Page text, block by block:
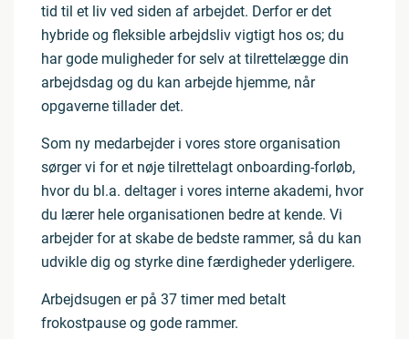
tid til et liv ved siden af arbejdet. Derfor er det
hybride og fleksible arbejdsliv vigtigt hos os; du
har gode muligheder for selv at tilrettelægge din
arbejdsdag og du kan arbejde hjemme, når
opgaverne tillader det.
Som ny medarbejder i vores store organisation
sørger vi for et nøje tilrettelagt onboarding-forløb,
hvor du bl.a. deltager i vores interne akademi, hvor
du lærer hele organisationen bedre at kende. Vi
arbejder for at skabe de bedste rammer, så du kan
udvikle dig og styrke dine færdigheder yderligere.
Arbejdsugen er på 37 timer med betalt
frokostpause og gode rammer.